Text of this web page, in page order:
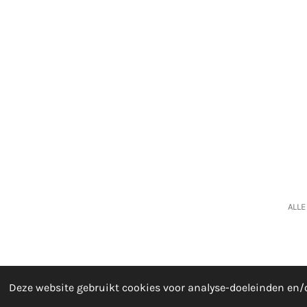
Deze website gebruikt cookies voor analyse-doeleinden